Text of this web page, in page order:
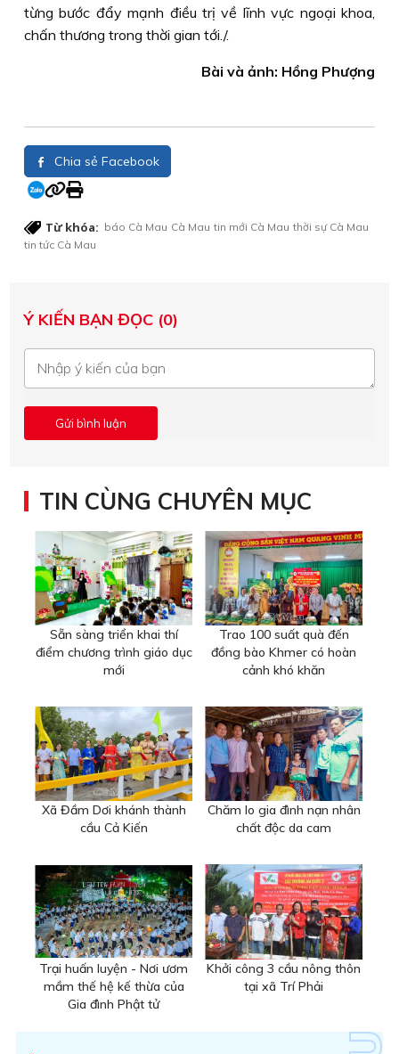
từng bước đẩy mạnh điều trị về lĩnh vực ngoại khoa,
chấn thương trong thời gian tới./.
Bài và ảnh: Hồng Phượng
Chia sẻ Facebook
Từ khóa: báo Cà Mau Cà Mau tin mới Cà Mau thời sự Cà Mau
tin tức Cà Mau
Ý KIẾN BẠN ĐỌC (0)
TIN CÙNG CHUYÊN MỤC
Sẵn sàng triển khai thí
điểm chương trình giáo dục
mới
Trao 100 suất quà đến
đồng bào Khmer có hoàn
cảnh khó khăn
Xã Đầm Dơi khánh thành
cầu Cả Kiến
Chăm lo gia đình nạn nhân
chất độc da cam
Trại huấn luyện - Nơi ươm
mầm thế hệ kế thừa của
Gia đình Phật tử
Khởi công 3 cầu nông thôn
tại xã Trí Phải